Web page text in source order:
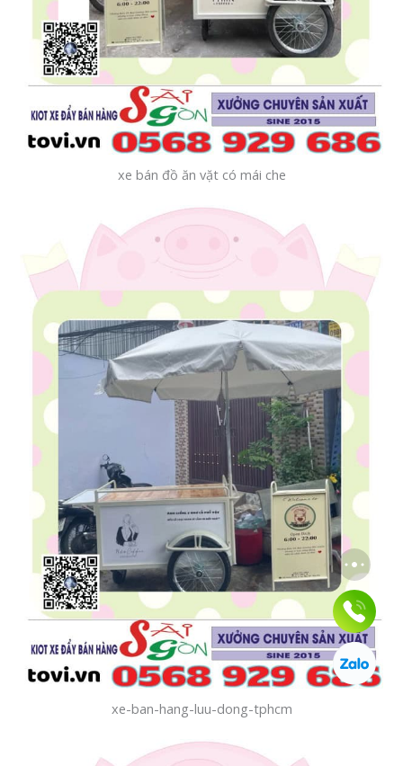
xe bán đồ ăn vặt có mái che
xe-ban-hang-luu-dong-tphcm